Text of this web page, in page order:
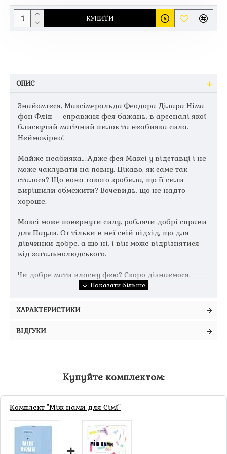
КУПИТИ
ОПИС
Знайомтеся, Максімеральда Феодора Ділара Німа
фон Фліп — справжня фея бажань, в арсеналі якої
блискучий магічний пилок та неабияка сила.
Неймовірно!
Майже неабияка… Адже фея Максі у відставці і не
може чаклувати на повну. Цікаво, як саме так
сталося? Що вона такого зробила, що її сили
вирішили обмежити? Вочевидь, що не надто
хороше.
Максі може повернути силу, роблячи добрі справи
для Паули. От тільки в неї свій підхід, що для
дівчинки добре, а що ні, і він може відрізнятися
від загальнолюдського.
Чи добре мати власну фею? Скоро дізнаємося.
ХАРАКТЕРИСТИКИ
ВІДГУКИ
Купуйте комплектом:
Комплект "Між нами для Сімї"